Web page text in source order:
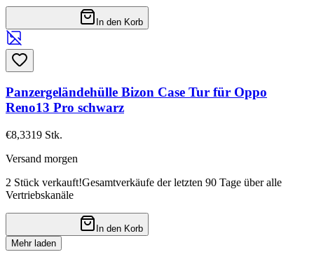
In den Korb
Panzergeländehülle Bizon Case Tur für Oppo
Reno13 Pro schwarz
€8,3319 Stk.
Versand morgen
2 Stück verkauft!Gesamtverkäufe der letzten 90 Tage über alle
Vertriebskanäle
In den Korb
Mehr laden